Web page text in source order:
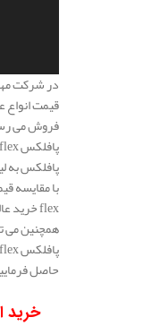
در شرکت
فروش می
پافلکس به
flex خرید عالی برای خود به همراه آورید.
همچنین می
حاصل
خرید